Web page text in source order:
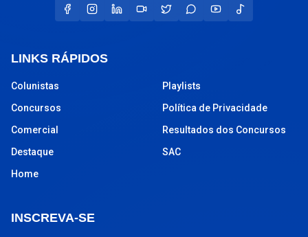
LINKS RÁPIDOS
Colunistas
Concursos
Comercial
Destaque
Home
Playlists
Política de Privacidade
Resultados dos Concursos
SAC
INSCREVA-SE